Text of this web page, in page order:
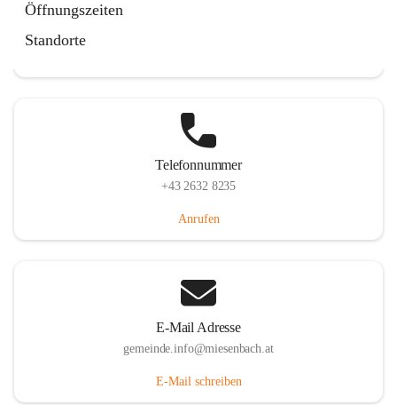
Öffnungszeiten
Standorte
Telefonnummer
+43 2632 8235
Anrufen
E-Mail Adresse
gemeinde.info@miesenbach.at
E-Mail schreiben